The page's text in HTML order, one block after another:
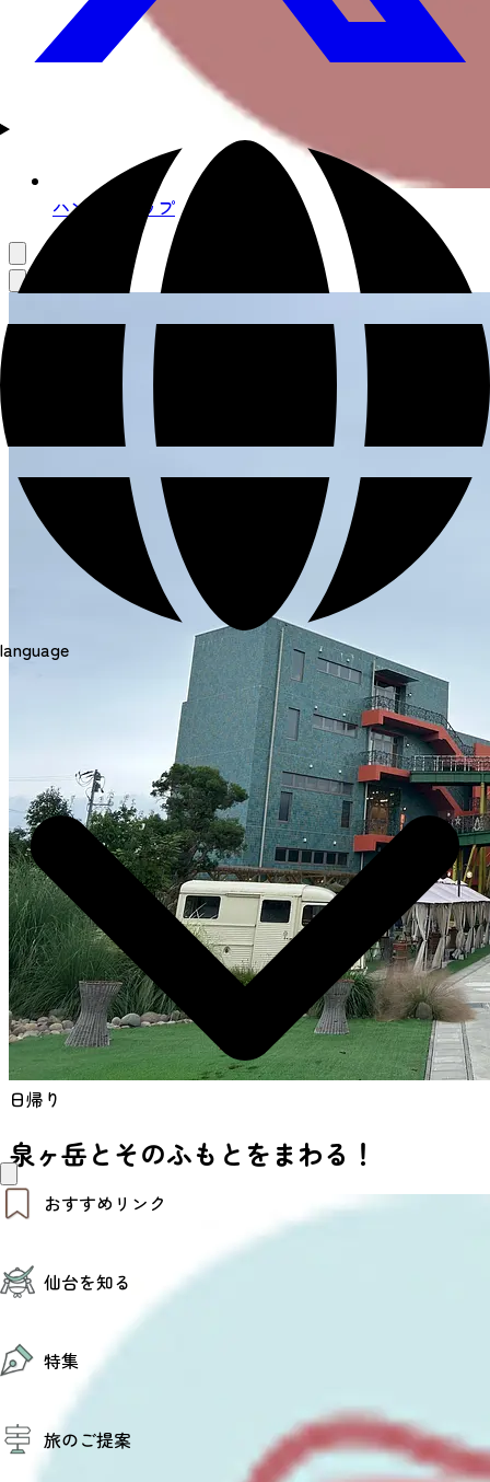
language
おすすめリンク
モデルコース
エリアガイド
お得なチケット
仙台を知る
エリアガイド
復興に向けて
仙台観光PR動画ライブラリー
仙台から行く東北周遊旅
伝統的工芸品
特集
夜時間トピックス
旅のご提案
ハンドトリップ
日帰り
泉ヶ岳とそのふもとをまわる！